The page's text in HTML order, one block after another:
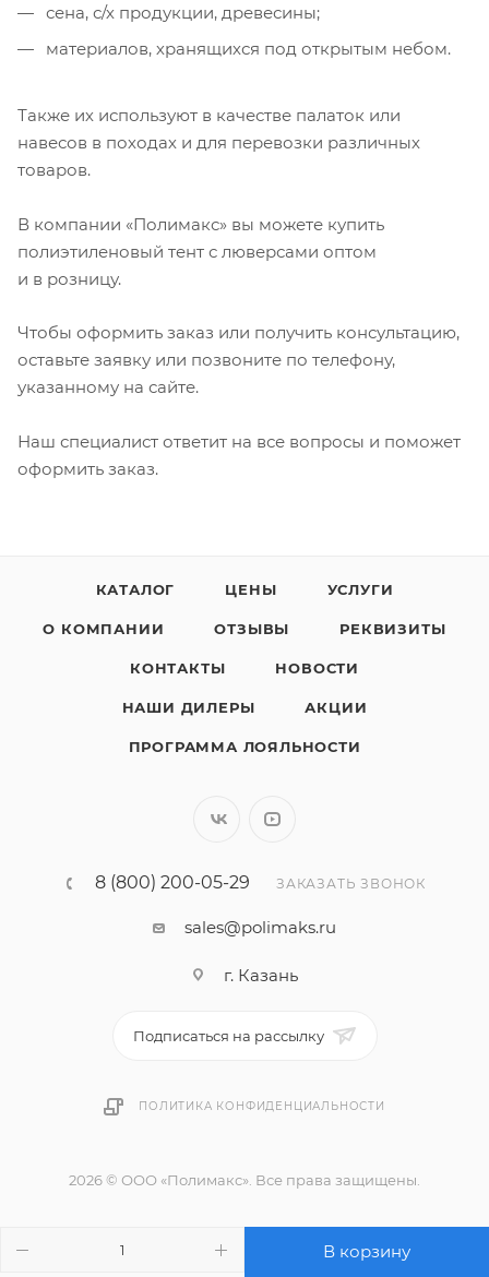
В корзину
сена, с/х продукции, древесины;
материалов, хранящихся под открытым небом.
Также их используют в качестве палаток или
навесов в походах и для перевозки различных
товаров.
В компании «Полимакс» вы можете купить
полиэтиленовый тент с люверсами оптом
и в розницу.
Чтобы оформить заказ или получить консультацию,
оставьте заявку или позвоните по телефону,
указанному на сайте.
Наш специалист ответит на все вопросы и поможет
оформить заказ.
КАТАЛОГ ЦЕНЫ УСЛУГИ
О КОМПАНИИ ОТЗЫВЫ РЕКВИЗИТЫ
КОНТАКТЫ НОВОСТИ
НАШИ ДИЛЕРЫ АКЦИИ
ПРОГРАММА ЛОЯЛЬНОСТИ
8 (800) 200-05-29 ЗАКАЗАТЬ ЗВОНОК
sales@polimaks.ru
г. Казань
Подписаться на рассылку
ПОЛИТИКА КОНФИДЕНЦИАЛЬНОСТИ
2026 © ООО «Полимакс». Все права защищены.